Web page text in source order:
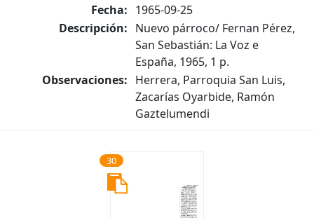
Fecha: 1965-09-25
Descripción: Nuevo párroco/ Fernan Pérez,
San Sebastián: La Voz e
España, 1965, 1 p.
Observaciones: Herrera, Parroquia San Luis,
Zacarías Oyarbide, Ramón
Gaztelumendi
30